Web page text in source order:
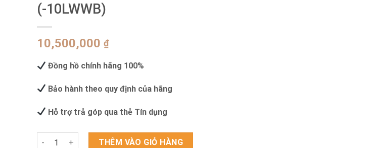
(-10LWWB)
10,500,000 ₫
Đồng hồ chính hãng 100%
Bảo hành theo quy định của hãng
Hỗ trợ trả góp qua thẻ Tín dụng
ĐỒNG HỒ BENTLEY BL2216 (-10MWBI) và BENTLEY BL2216 (-10LWWB) số lượng
THÊM VÀO GIỎ HÀNG